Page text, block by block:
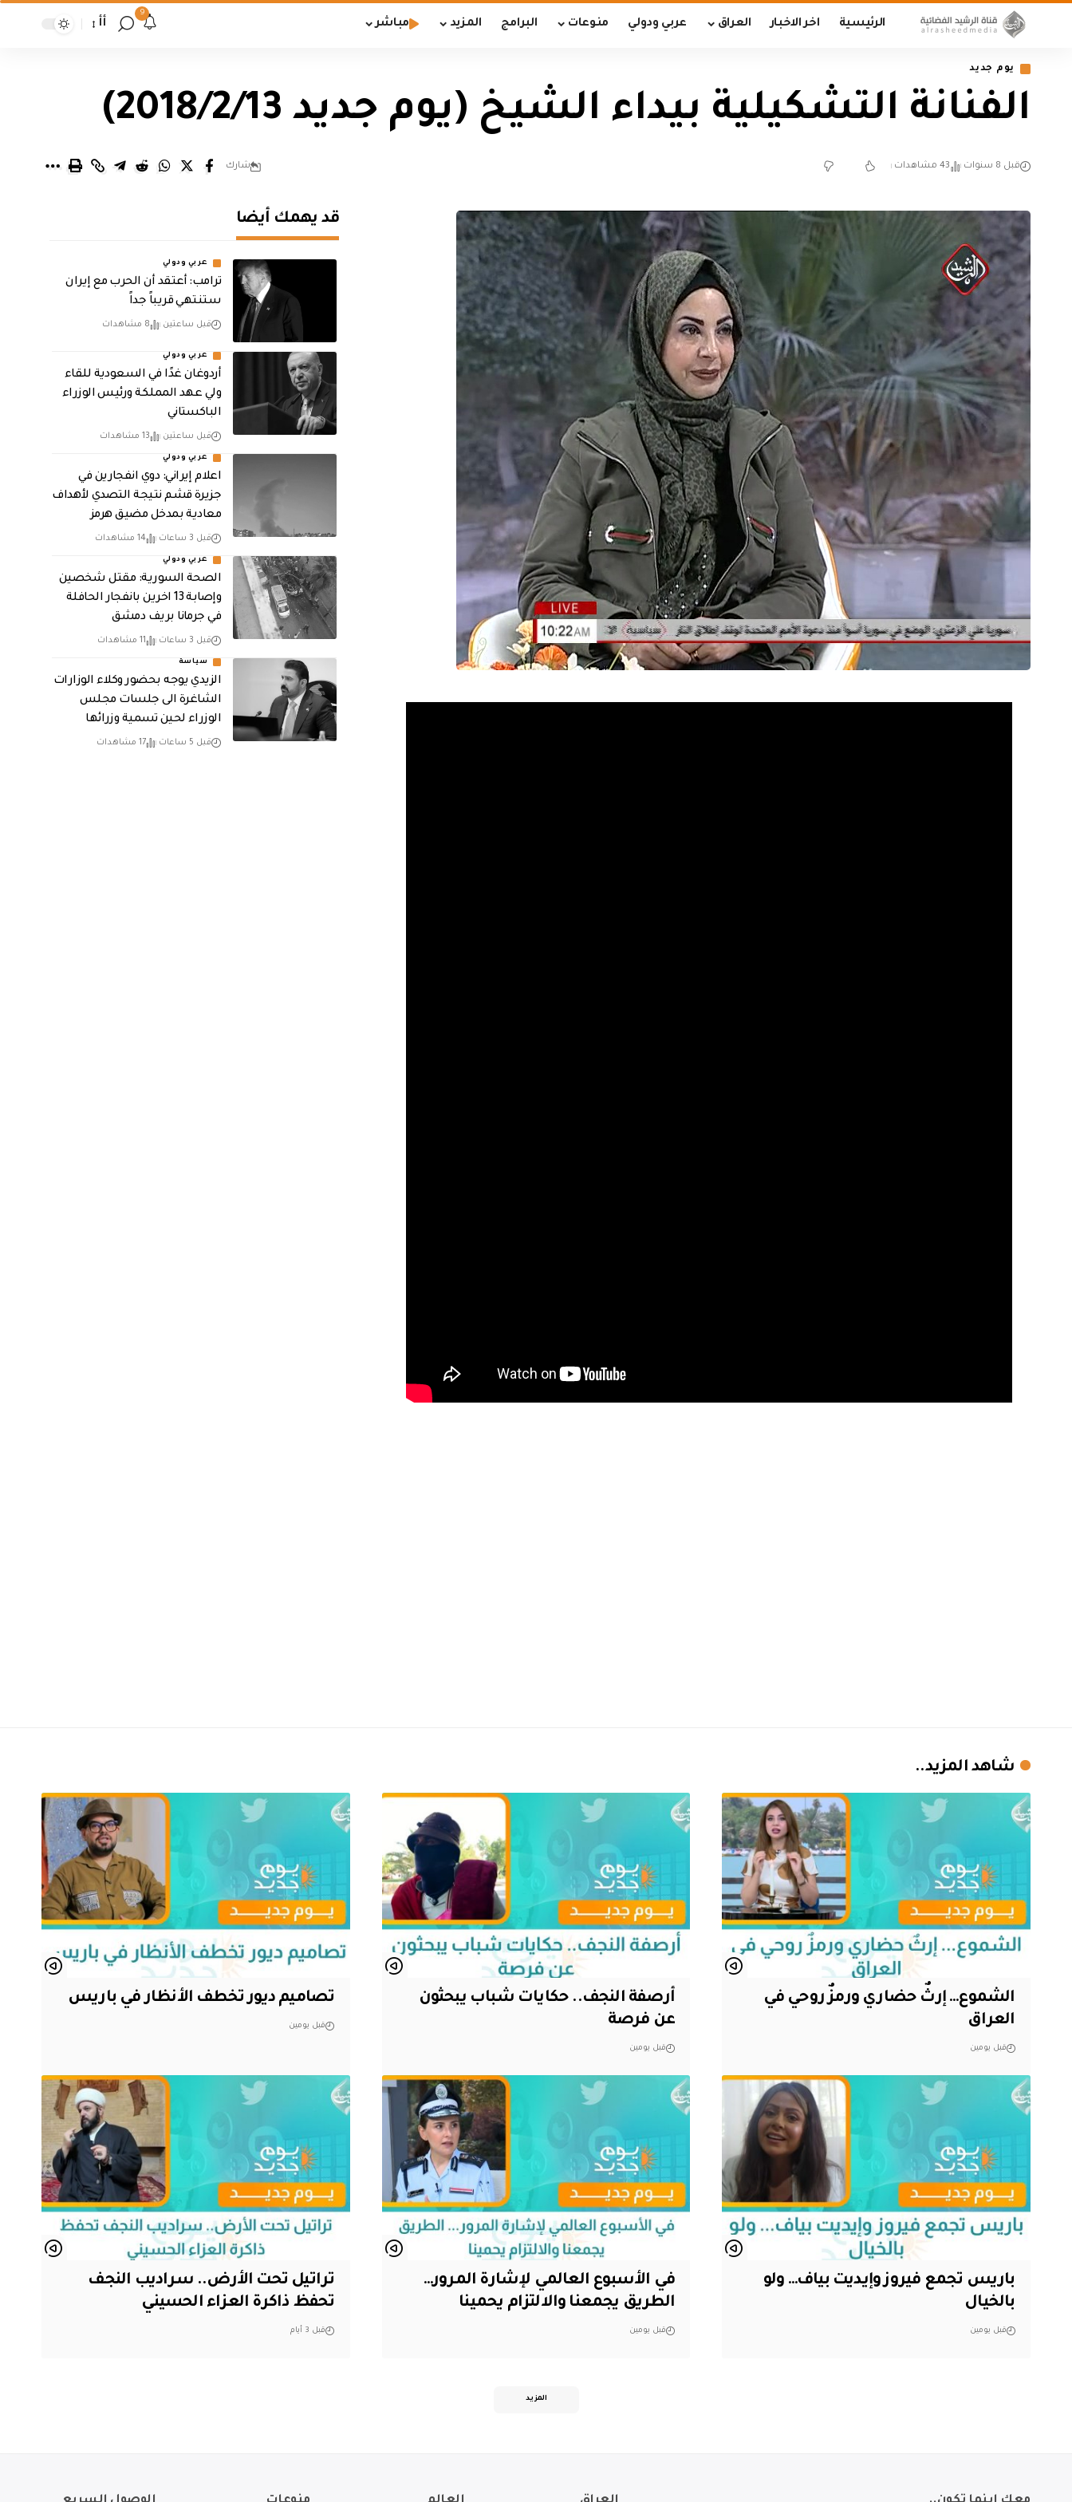
الرئيسية اخر الاخبار العراق عربي ودولي منوعات البرامج المزيد مباشر
9
أأ
يوم جديد
الفنانة التشكيلية بيداء الشيخ (يوم جديد 2018/2/13)
قبل 8 سنوات 43 مشاهدات شارك
قد يهمك أيضا
عربي ودولي
‏ترامب: أعتقد أن الحرب مع إيران
ستنتهي قريباً جداً
قبل ساعتين 8 مشاهدات
عربي ودولي
أردوغان غدًا في السعودية للقاء
ولي عهد المملكة ورئيس الوزراء
الباكستاني
قبل ساعتين 13 مشاهدات
عربي ودولي
اعلام إيراني: دوي انفجارين في
جزيرة قشم نتيجة التصدي لأهداف
معادية بمدخل مضيق هرمز
قبل 3 ساعات 14 مشاهدات
عربي ودولي
الصحة السورية: مقتل شخصين
وإصابة 13 اخرين بانفجار الحافلة
في جرمانا بريف دمشق
قبل 3 ساعات 11 مشاهدات
سياسة
الزيدي يوجه بحضور وكلاء الوزارات
الشاغرة الى جلسات مجلس
الوزراء لحين تسمية وزرائها
قبل 5 ساعات 17 مشاهدات
شاهد المزيد..
الشموع… إرثٌ حضاري ورمزٌ روحي في
العراق
قبل يومين
أرصفة النجف.. حكايات شباب يبحثون
عن فرصة
قبل يومين
تصاميم ديور تخطف الأنظار في باريس
قبل يومين
باريس تجمع فيروز وإيديت بياف… ولو
بالخيال
قبل يومين
في الأسبوع العالمي لإشارة المرور…
الطريق يجمعنا والالتزام يحمينا
قبل يومين
تراتيل تحت الأرض.. سراديب النجف
تحفظ ذاكرة العزاء الحسيني
قبل 3 أيام
المزيد